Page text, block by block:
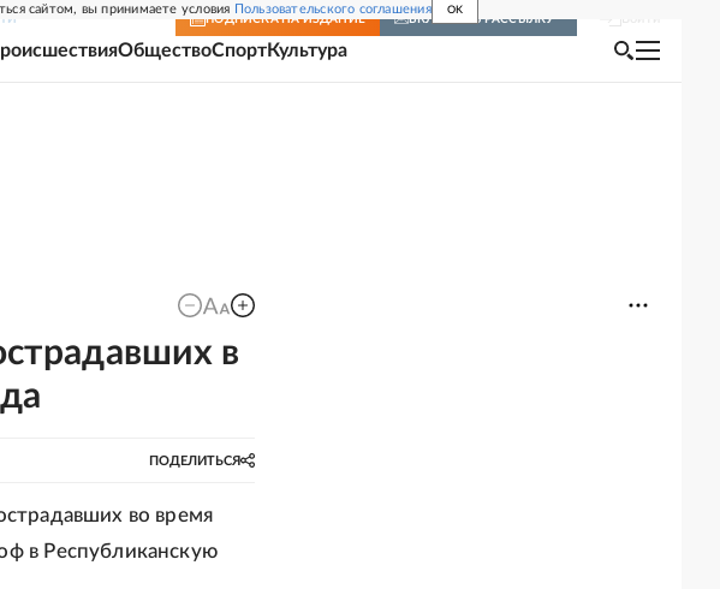
сайтом, вы принимаете условия Пользовательского соглашения OK
ПОДПИСКА НА ИЗДАНИЕ ВКЛЮЧИТЬ РАССЫЛКУ
ОбществоСпортКультура
в
ПОДЕЛИТЬСЯ
во время
в Республиканскую